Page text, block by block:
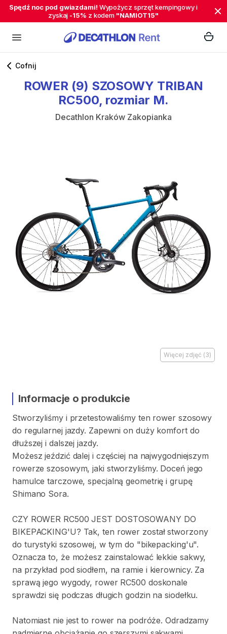
Spędź noc pod gwiazdami! Wypożycz sprzęt kempingowy i
zyskaj -15% z kodem "NAMIOT15"
Cofnij
ROWER (9) SZOSOWY TRIBAN
RC500​,​ rozmiar M.
Decathlon Kraków Zakopianka
Więcej zdjęć (3)
Informacje o produkcie
Stworzyliśmy i przetestowaliśmy ten rower szosowy
do regularnej jazdy. Zapewni on duży komfort do
dłuższej i dalszej jazdy.
Możesz jeździć dalej i częściej na najwygodniejszym
rowerze szosowym​​,​ jaki stworzyliśmy. Doceń jego
hamulce tarczowe​​,​ specjalną geometrię i grupę
Shimano Sora.
CZY ROWER RC500 JEST DOSTOSOWANY DO
BIKEPACKING'U? Tak​​,​ ten rower został stworzony
do turystyki szosowej​​,​ w tym do "bikepacking'u".
Oznacza to​​,​ że możesz zainstalować lekkie sakwy​​,​
na przykład pod siodłem​​,​ na ramie i kierownicy. Za
sprawą jego wygody​​,​ rower RC500 doskonale
sprawdzi się podczas długich godzin na siodełku.
Natomiast nie jest to rower na podróże. Odradzamy